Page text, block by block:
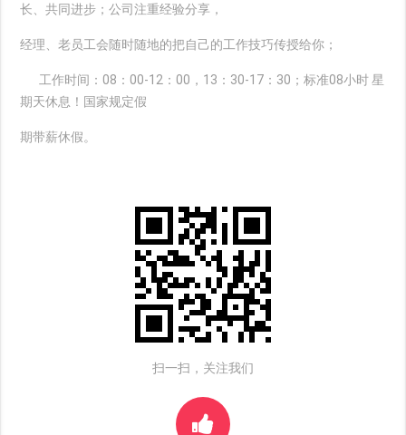
长、共同进步；公司注重经验分享，
经理、老员工会随时随地的把自己的工作技巧传授给你；
工作时间：08：00-12：00，13：30-17：30；标准08小时 星
期天休息！国家规定假
期带薪休假。
扫一扫，关注我们